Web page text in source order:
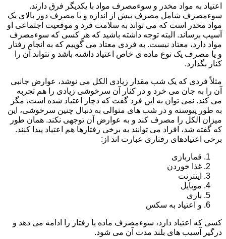
اعتیاد به مواد مخدر و سوءمصرف مواد با یکدیگر فرق دارند.
سوءمصرف شامل مصرف بیش از اندازه و یا مصرف دوز بالای یک
مواد مخدر است که می تواند به سلامت فرد و موقعیت اجتماعی او
آسیب برساند. البته توجه داشته باشید که هر کسی که سوءمصرف
مواد دارد، معتاد نیست. به فردی معتاد می گوییم که به انجام رفتار
و یا مصرف یک نوع ماده ی خاص اعتیاد داشته باشد و نتواند آن را
کنار بگذارد.
مثلاً فردی که یک شب مقدار زیادی الکل می نوشد، عوارض جانبی
آن را به جان می خرد و در کنار آن سرخوشی زیادی را هم تجربه
می کند. نمی توان به این فرد گفت که دچار اعتیاد شده است، مگر
به طور پیوسته و در شب های متوالی به دنبال چنین سرخوشی، این
میزان الکل را مصرف کند و به عوارض آن توجهی نکند. همان طور
که گفته شد، افراد می توانند به برخی رفتارها هم اعتیاد پیدا کنند.
برخی اعتیادهای رفتاری عبارت اند از:
قماربازی
غذا خوردن
اینترنت
موبایل
بازی
و اعتیاد به سکس
کسی که اعتیاد دارد، سوءمصرف ماده یا رفتار را ادامه می دهد و
درگیر آسیب های بلند مدت آن می شود.